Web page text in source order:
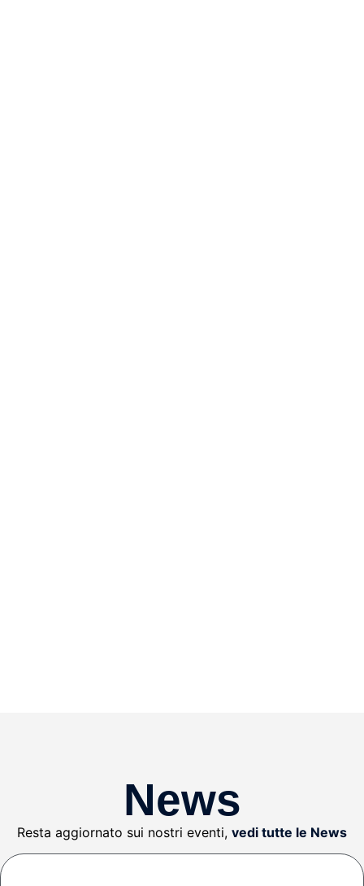
News
Resta aggiornato sui nostri eventi, vedi tutte le News